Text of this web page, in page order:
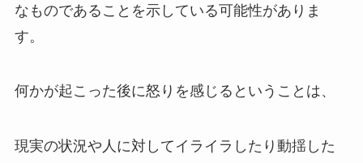
なものであることを示している可能性がありま
す。
何かが起こった後に怒りを感じるということは、
現実の状況や人に対してイライラしたり動揺した